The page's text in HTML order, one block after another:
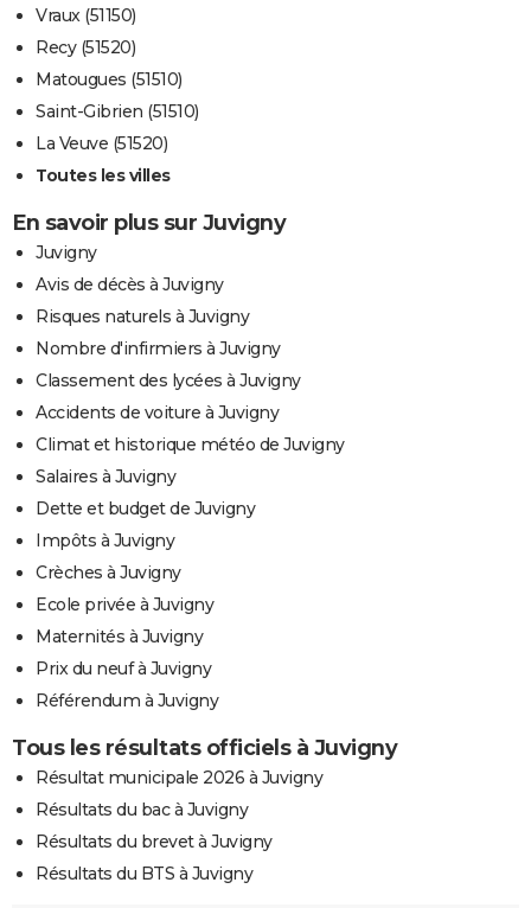
Vraux (51150)
Recy (51520)
Matougues (51510)
Saint-Gibrien (51510)
La Veuve (51520)
Toutes les villes
En savoir plus sur Juvigny
Juvigny
Avis de décès à Juvigny
Risques naturels à Juvigny
Nombre d'infirmiers à Juvigny
Classement des lycées à Juvigny
Accidents de voiture à Juvigny
Climat et historique météo de Juvigny
Salaires à Juvigny
Dette et budget de Juvigny
Impôts à Juvigny
Crèches à Juvigny
Ecole privée à Juvigny
Maternités à Juvigny
Prix du neuf à Juvigny
Référendum à Juvigny
Tous les résultats officiels à Juvigny
Résultat municipale 2026 à Juvigny
Résultats du bac à Juvigny
Résultats du brevet à Juvigny
Résultats du BTS à Juvigny